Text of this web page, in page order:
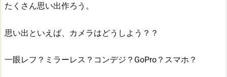
たくさん思い出作ろう。
思い出といえば、カメラはどうしよう？？
一眼レフ？ミラーレス？コンデジ？GoPro？スマホ？